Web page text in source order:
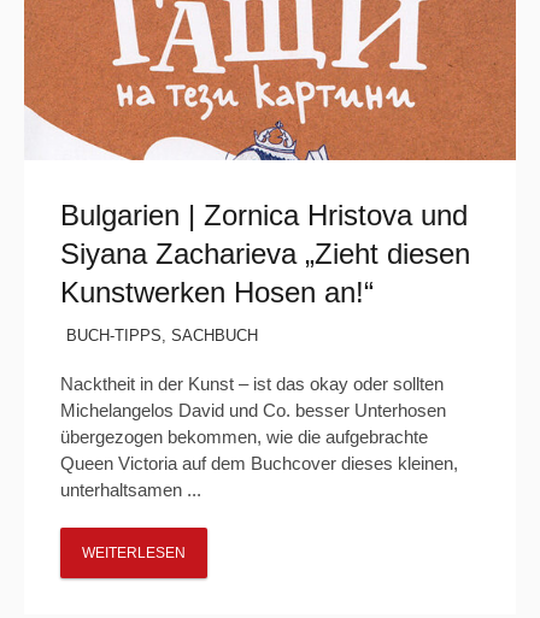
Bulgarien | Zornica Hristova und
Siyana Zacharieva „Zieht diesen
Kunstwerken Hosen an!“
BUCH-TIPPS, SACHBUCH
Nacktheit in der Kunst – ist das okay oder sollten
Michelangelos David und Co. besser Unterhosen
übergezogen bekommen, wie die aufgebrachte
Queen Victoria auf dem Buchcover dieses kleinen,
unterhaltsamen ...
WEITERLESEN